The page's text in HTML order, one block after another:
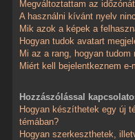
Megváltoztattam az
A használni kívánt nyelv
Mik azok a képek a
Hogyan tudok avatart
Mi az a rang, hogyan
Miért kell bejelentkeznem
Hozzászólással
Hogyan készíthetek egy új
témában?
Hogyan szerkeszthetek,